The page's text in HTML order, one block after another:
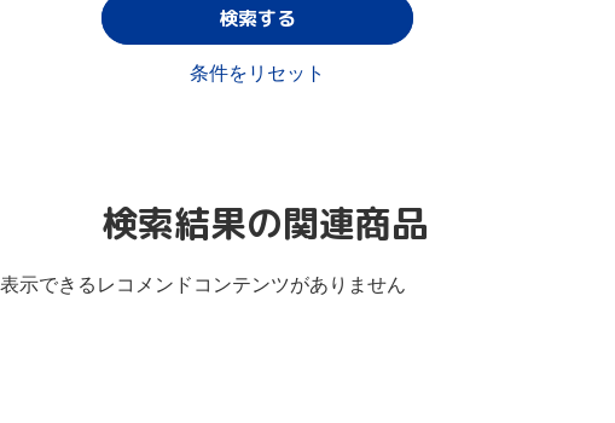
検索する
条件をリセット
検索結果の関連商品
表示できるレコメンドコンテンツがありません